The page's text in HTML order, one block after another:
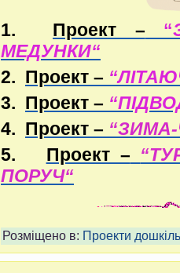
1. Проект – “
МЕДУНКИ“
2. Проект –
3. Проект –
4. Проект – “ЗИМА-
5. Проект –
ПОРУЧ“
Розміщено в: Проекти